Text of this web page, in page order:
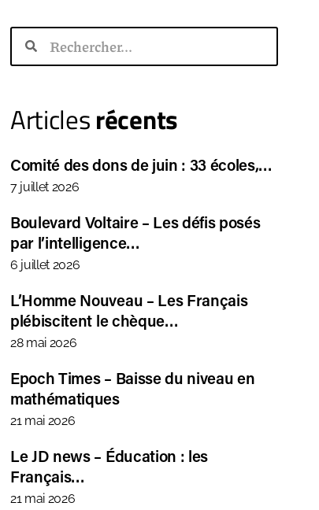
Articlesrécents
Comité des dons de juin : 33 écoles,…
7 juillet 2026
Boulevard Voltaire – Les défis posés
par l’intelligence…
6 juillet 2026
L’Homme Nouveau – Les Français
plébiscitent le chèque…
28 mai 2026
Epoch Times – Baisse du niveau en
mathématiques
21 mai 2026
Le JD news – Éducation : les
Français…
21 mai 2026